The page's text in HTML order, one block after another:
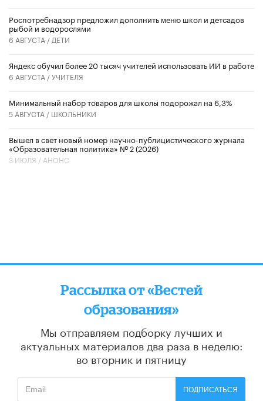
Роспотребнадзор предложил дополнить меню школ и детсадов
рыбой и водорослями
6 АВГУСТА / ДЕТИ
​Яндекс обучил более 20 тысяч учителей использовать ИИ в работе
6 АВГУСТА /УЧИТЕЛЯ
Минимальный набор товаров для школы подорожал на 6,3%
5 АВГУСТА / ШКОЛЬНИКИ
Вышел в свет новый номер научно-публицистического журнала
«Образовательная политика» № 2 (2026)
3 ИЮЛЯ / АНОНС
Рассылка от «Вестей
образования»
Мы отправляем подборку лучших и
актуальных материалов два раза в неделю:
во вторник и пятницу
ПОДПИСАТЬСЯ